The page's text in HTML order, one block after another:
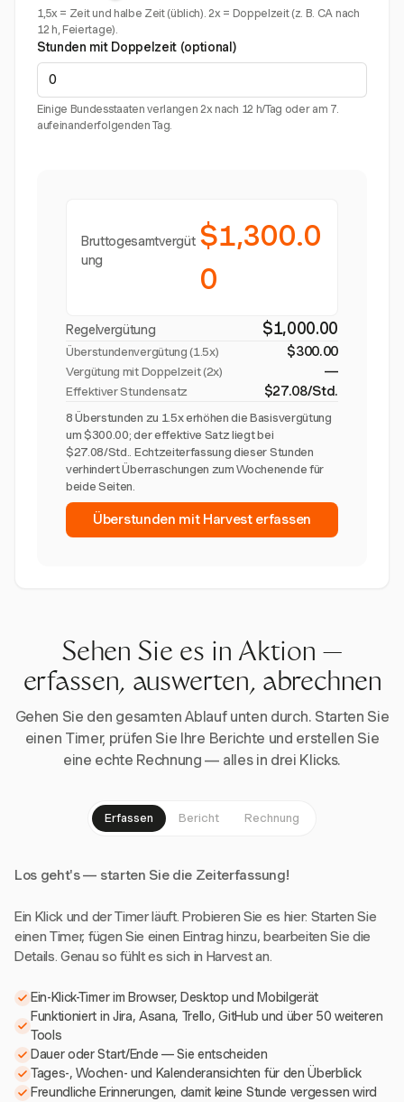
1,5x = Zeit und halbe Zeit (üblich). 2x = Doppelzeit (z. B. CA nach
12 h, Feiertage).
Stunden mit Doppelzeit (optional)
Einige Bundesstaaten verlangen 2x nach 12 h/Tag oder am 7.
aufeinanderfolgenden Tag.
Bruttogesamtvergüt
ung
$1,300.0
0
Regelvergütung $1,000.00
Überstundenvergütung (1.5x) $300.00
Vergütung mit Doppelzeit (2x) —
Effektiver Stundensatz $27.08/Std.
8 Überstunden zu 1.5x erhöhen die Basisvergütung
um $300.00; der effektive Satz liegt bei
$27.08/Std.. Echtzeiterfassung dieser Stunden
verhindert Überraschungen zum Wochenende für
beide Seiten.
Überstunden mit Harvest erfassen
Sehen Sie es in Aktion —
erfassen, auswerten, abrechnen
Gehen Sie den gesamten Ablauf unten durch. Starten Sie
einen Timer, prüfen Sie Ihre Berichte und erstellen Sie
eine echte Rechnung — alles in drei Klicks.
Erfassen Bericht Rechnung
Los geht's — starten Sie die Zeiterfassung!
Ein Klick und der Timer läuft. Probieren Sie es hier: Starten Sie
einen Timer, fügen Sie einen Eintrag hinzu, bearbeiten Sie die
Details. Genau so fühlt es sich in Harvest an.
Ein-Klick-Timer im Browser, Desktop und Mobilgerät
Funktioniert in Jira, Asana, Trello, GitHub und über 50 weiteren
Tools
Dauer oder Start/Ende — Sie entscheiden
Tages-, Wochen- und Kalenderansichten für den Überblick
Freundliche Erinnerungen, damit keine Stunde vergessen wird